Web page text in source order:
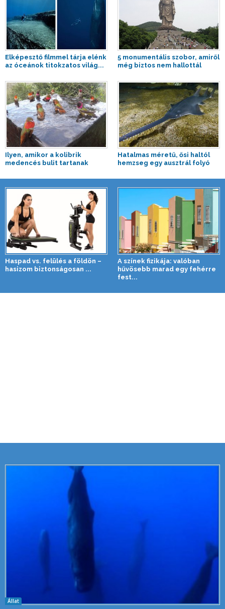
Elképesztő filmmel tárja elénk
az óceánok titokzatos világ...
5 monumentális szobor, amiről
még biztos nem hallottál
Ilyen, amikor a kolibrik
medencés bulit tartanak
Hatalmas méretű, ősi haltól
hemzseg egy ausztrál folyó
Haspad vs. felülés a földön –
hasizom biztonságosan ...
A színek fizikája: valóban
hűvösebb marad egy fehérre
fest...
Állat